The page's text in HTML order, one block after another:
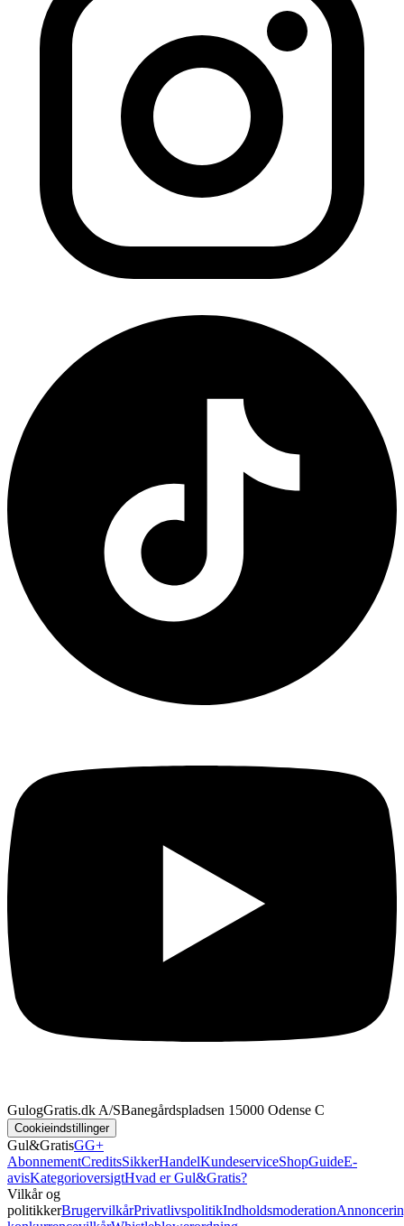
GulogGratis.dk A/SBanegårdspladsen 1 5000 Odense C
Cookieindstillinger
Gul&GratisGG+
AbonnementCreditsSikkerHandelKundeserviceShopGuideE-
avisKategorioversigtHvad er Gul&Gratis?
Vilkår og
politikkerBrugervilkårPrivatlivspolitikIndholdsmoderation